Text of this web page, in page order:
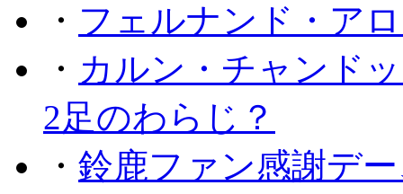
・ フェルナンド・ア
・ カルン・チャンド
2足のわらじ？
・ 鈴鹿ファン感謝デ